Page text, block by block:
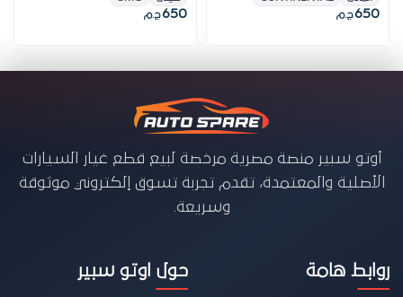
650ج.م 650ج.م
أوتو سبير منصة مصرية مرخصة لبيع قطع غيار السيارات
الأصلية والمعتمدة، تقدم تجربة تسوق إلكتروني موثوقة
وسريعة.
روابط هامة حول اوتو سبير